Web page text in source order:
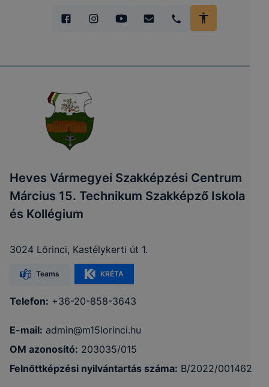
Heves Vármegyei Szakképzési Centrum
Március 15. Technikum Szakképző Iskola
és Kollégium
3024 Lőrinci, Kastélykerti út 1.
Teams KRÉTA
Telefon: +36-20-858-3643
E-mail: admin@m15lorinci.hu
OM azonosító: 203035/015
Felnőttképzési nyilvántartás száma: B/2022/001462